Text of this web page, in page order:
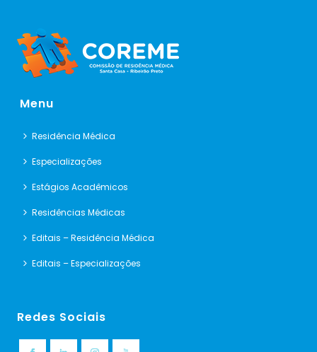
Menu
Residência Médica
Especializações
Estágios Acadêmicos
Residências Médicas
Editais – Residência Médica
Editais – Especializações
Redes Sociais